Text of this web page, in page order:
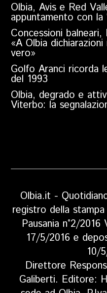
Olbia, Avis e Red
appuntamento con la
Concessioni
«A Olbia
vero»
Golfo Aranci ricorda
del 1993
Olbia, degrado e
Viterbo: la
Olbia.it -
registro della
Pausania n°2/
17/5/2016 e
10/
Direttore
Galiberti. Editore: